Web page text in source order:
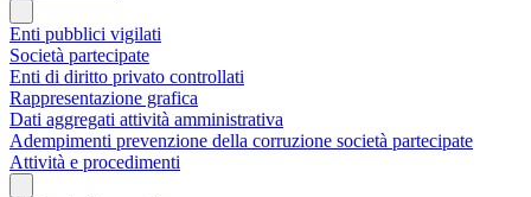
Enti pubblici vigilati
Società partecipate
Enti di diritto privato controllati
Rappresentazione grafica
Dati aggregati attività amministrativa
Adempimenti prevenzione della corruzione società partecipate
Attività e procedimenti